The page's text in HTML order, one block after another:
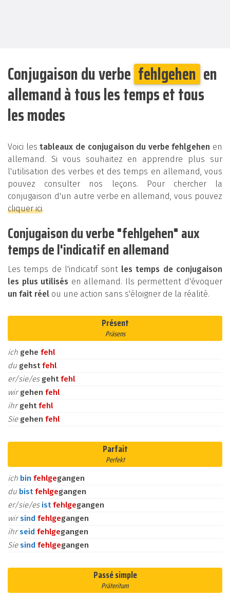
Conjugaison du verbe fehlgehen en
allemand à tous les temps et tous
les modes
Voici lestableaux de conjugaison du verbe fehlgehen en
allemand. Si vous souhaitez en apprendre plus sur
l'utilisation des verbes et des temps en allemand, vous
pouvez consulter nos leçons. Pour chercher la
conjugaison d'un autre verbe en allemand, vous pouvez
cliquer ici.
Conjugaison du verbe "fehlgehen" aux
temps de l'indicatif en allemand
Les temps de l'indicatif sont les temps de conjugaison
les plus utilisés en allemand. Ils permettent d'évoquer
un fait réel ou une action sans s'éloigner de la réalité.
Présent
Präsens
ich gehe fehl
du gehstfehl
er/sie/es gehtfehl
wirgehen fehl
ihrgehtfehl
Sie gehen fehl
Parfait
Perfekt
ich bin fehlgegangen
du bistfehlgegangen
er/sie/es istfehlgegangen
wirsind fehlgegangen
ihrseid fehlgegangen
Siesind fehlgegangen
Passé simple
Präteritum